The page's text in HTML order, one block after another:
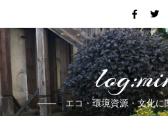
エコ・環境資源・文化